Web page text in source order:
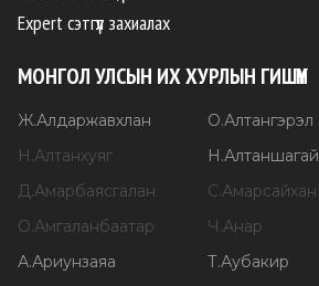
Expert сэтгүүл захиалах
МОНГОЛ УЛСЫН ИХ ХУРЛЫН ГИШҮҮН
Ж.Алдаржавхлан О.Алтангэрэл
Н .Алтанхуяг Н .Алтаншагай
Д.Амарбаясгалан С.Амарсайхан
О.Амгаланбаатар Ч .Анар
А.Ариунзаяа Т.Аубакир